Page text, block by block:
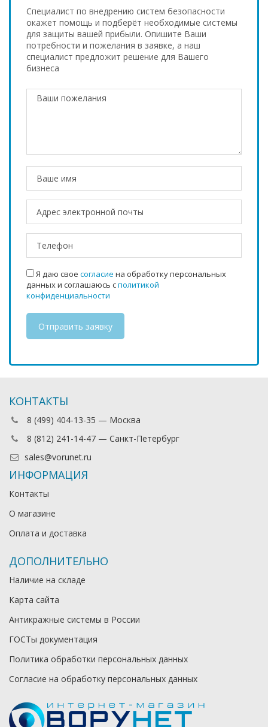
Специалист по внедрению систем безопасности
окажет помощь и подберёт необходимые системы
для защиты вашей прибыли. Опишите Ваши
потребности и пожелания в заявке, а наш
специалист предложит решение для Вашего
бизнеса
Я даю свое согласие на обработку персональных
данных и соглашаюсь сполитикой
конфиденциальности
КОНТАКТЫ
8 (499) 404-13-35 — Москва
8 (812) 241-14-47 — Санкт-Петербург
sales@vorunet.ru
ИНФОРМАЦИЯ
Контакты
О магазине
Оплата и доставка
ДОПОЛНИТЕЛЬНО
Наличие на складе
Карта сайта
Антикражные системы в России
ГОСТы документация
Политика обработки персональных данных
Согласие на обработку персональных данных